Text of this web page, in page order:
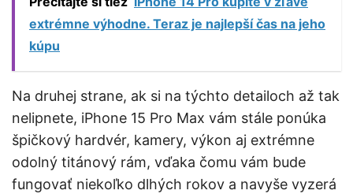
extrémne výhodne. Teraz je najlepší čas na jeho
kúpu
Na druhej strane, ak si na týchto detailoch až tak
nelipnete, iPhone 15 Pro Max vám stále ponúka
špičkový hardvér, kamery, výkon aj extrémne
odolný titánový rám, vďaka čomu vám bude
fungovať niekoľko dlhých rokov a navyše vyzerá